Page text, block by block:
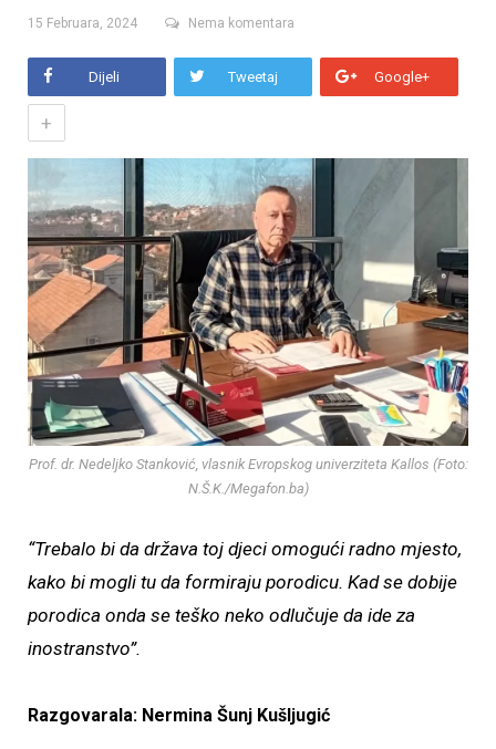
15 Februara, 2024 Nema komentara
Dijeli Tweetaj Google+
+
Prof. dr. Nedeljko Stanković, vlasnik Evropskog univerziteta Kallos (Foto:
N.Š.K./Megafon.ba)
“Trebalo bi da država toj djeci omogući radno mjesto,
kako bi mogli tu da formiraju porodicu. Kad se dobije
porodica onda se teško neko odlučuje da ide za
inostranstvo”.
Razgovarala: Nermina Šunj Kušljugić